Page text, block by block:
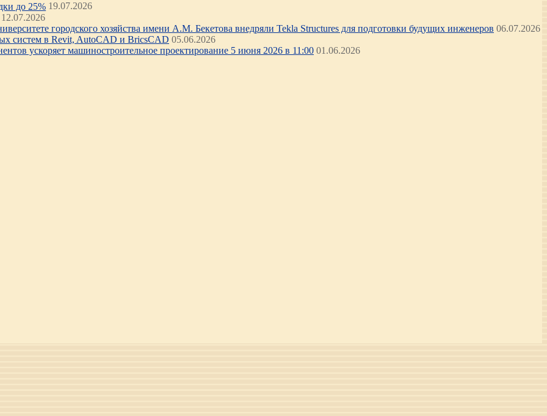
до 25% 19.07.2026
12.07.2026
городского хозяйства имени А.М. Бекетова внедряли Tekla Structures для подготовки будущих инженеров 06.07.2026
систем в Revit, AutoCAD и BricsCAD 05.06.2026
ускоряет машиностроительное проектирование 5 июня 2026 в 11:00 01.06.2026